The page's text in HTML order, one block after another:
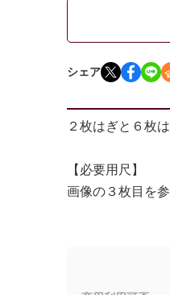
シェア
２枚はぎと６枚
【必要用尺】
画像の３枚目を